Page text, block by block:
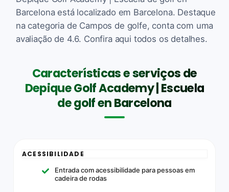
Barcelona está localizado em Barcelona. Destaque
na categoria de Campos de golfe, conta com uma
avaliação de 4.6. Confira aqui todos os detalhes.
Características e serviços de
Depique Golf Academy | Escuela
de golf en Barcelona
ACESSIBILIDADE
Entrada com acessibilidade para pessoas em
cadeira de rodas